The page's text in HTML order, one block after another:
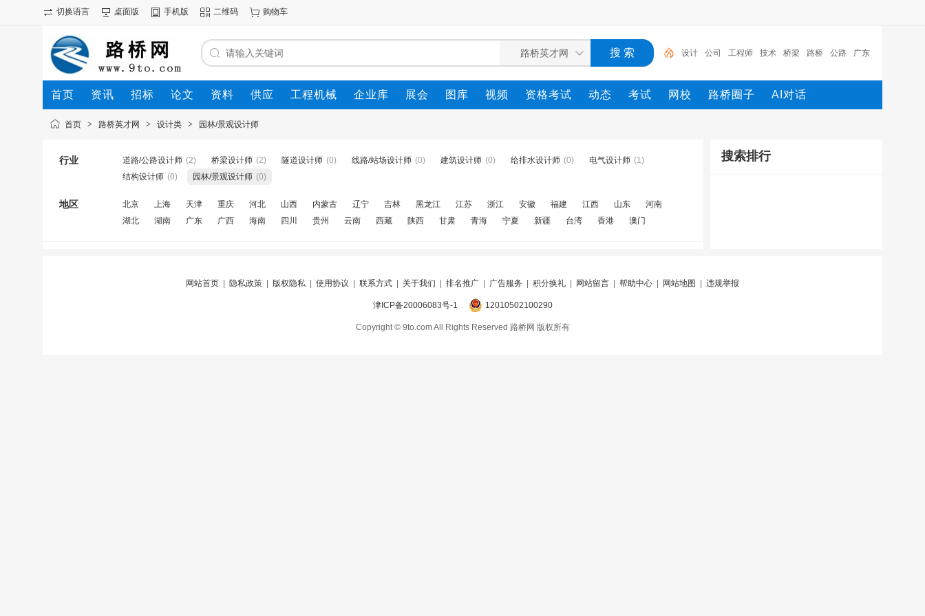
切换语言 桌面版 手机版 二维码 购物车
设计 公司 工程师 技术 桥梁 路桥 公路 广东
工程 招聘
首页 资讯 招标 论文 资料 供应 工程机械 企业库 展会 图库 视频 资格考试 动态 考试 网校 路桥圈子 AI对话
首页 > 路桥英才网 > 设计类 > 园林/景观设计师
行业 道路/公路设计师 (2) 桥梁设计师 (2) 隧道设计师 (0) 线路/站场设计师 (0) 建筑设计师 (0) 给排水设计师 (0) 电气设计师 (1)
结构设计师 (0) 园林/景观设计师 (0)
地区 北京 上海 天津 重庆 河北 山西 内蒙古 辽宁 吉林 黑龙江 江苏 浙江 安徽 福建 江西 山东
河南
湖北
湖南 广东 广西 海南 四川 贵州 云南 西藏 陕西 甘肃 青海 宁夏 新疆 台湾 香港 澳门
搜索排行
网站首页 隐私政策 版权隐私 使用协议 联系方式 关于我们 排名推广 广告服务 积分换礼 网站留言 帮助中心 网站地图 违规举报
津ICP备20006083号-1 12010502100290
Copyright © 9to.com All Rights Reserved 路桥网 版权所有